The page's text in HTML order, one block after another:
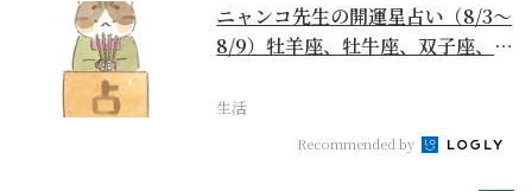
ニャンコ先生の開運星占い（8/3～
8/9）牡羊座、牡牛座、双子座、蟹
生活
Recommended by